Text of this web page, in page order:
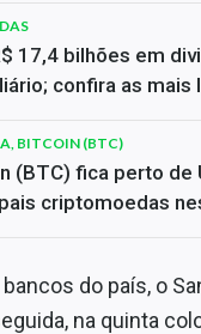
17,4 bilhões em
confira as mais
BITCOIN (BTC)
(BTC) fica perto de
criptomoedas
do país, o
na quinta